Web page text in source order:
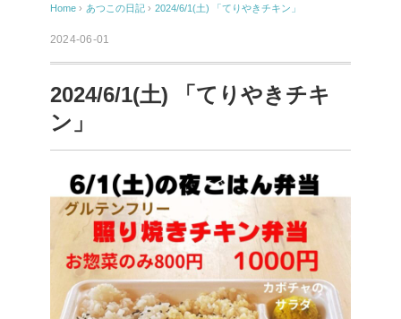
Home › あつこの日記 › 2024/6/1(土) 「てりやきチキン」
2024-06-01
2024/6/1(土) 「てりやきチキ
ン」